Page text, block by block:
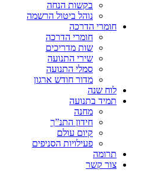
בקשות הנחה
נוהל ביטול הרשמה
חומרי הדרכה
חומרי הדרכה
שות מדריכים
שירי התנועה
סמלי התנועה
מדור חודש ארגון
לוח שנה
תמיד בתנועה
מחנה
חידון התנ”ך
קיום עולם
פעילויות הסניפים
תרומה
צור קשר